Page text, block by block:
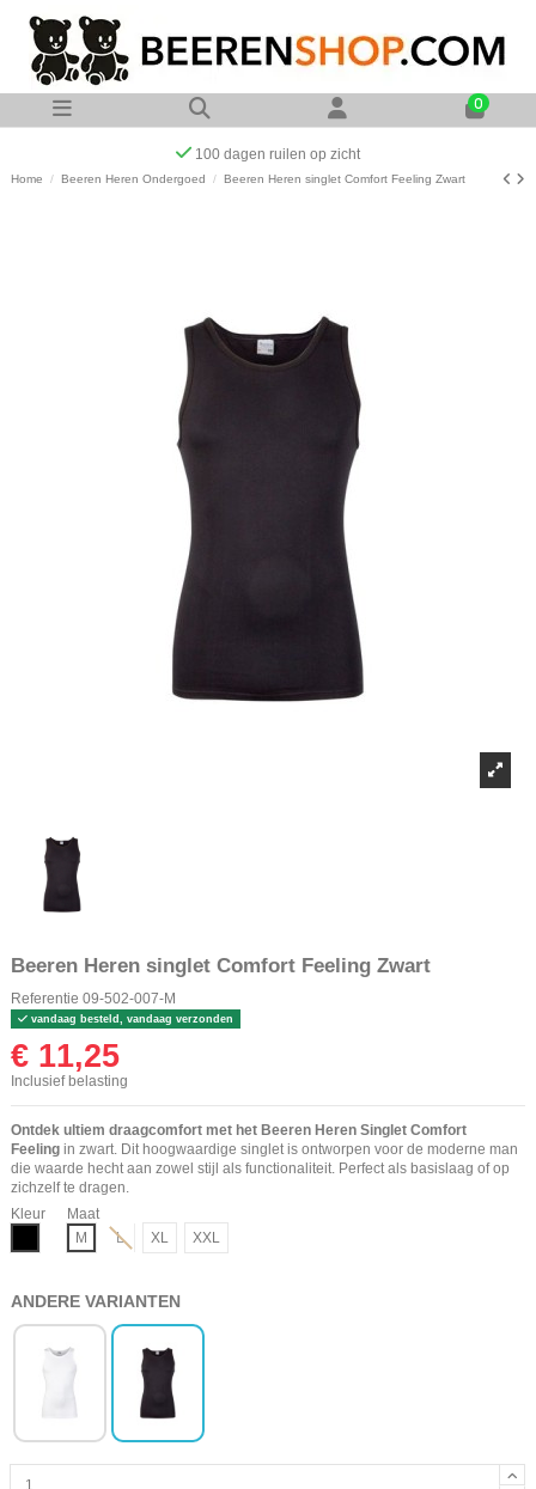
0
Op werkdagen voor 23:00 uur besteld zelfde dag verzonden
Home Beeren Heren Ondergoed Beeren Heren singlet Comfort Feeling Zwart
Beeren Heren singlet Comfort Feeling Zwart
Referentie 09-502-007-M
vandaag besteld, vandaag verzonden
€ 11,25
Inclusief belasting
Ontdek ultiem draagcomfort met het Beeren Heren Singlet Comfort
Feeling in zwart. Dit hoogwaardige singlet is ontworpen voor de moderne man
die waarde hecht aan zowel stijl als functionaliteit. Perfect als basislaag of op
zichzelf te dragen.
Kleur
Maat
M
L XL XXL
ANDERE VARIANTEN